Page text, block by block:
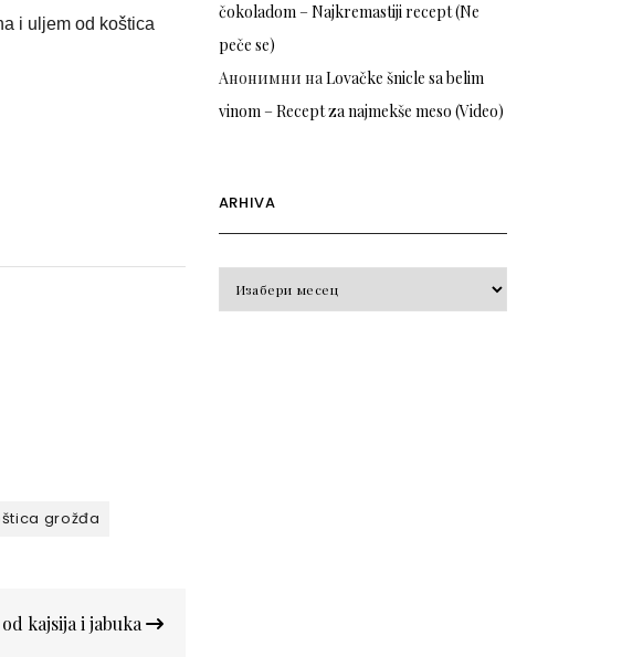
i uljem od koštica
grožđa
kajsija i jabuka
čokoladom – Najkremastiji recept (Ne
peče se)
Анонимни наLovačke šnicle sa belim
vinom – Recept za najmekše meso (Video)
ARHIVA